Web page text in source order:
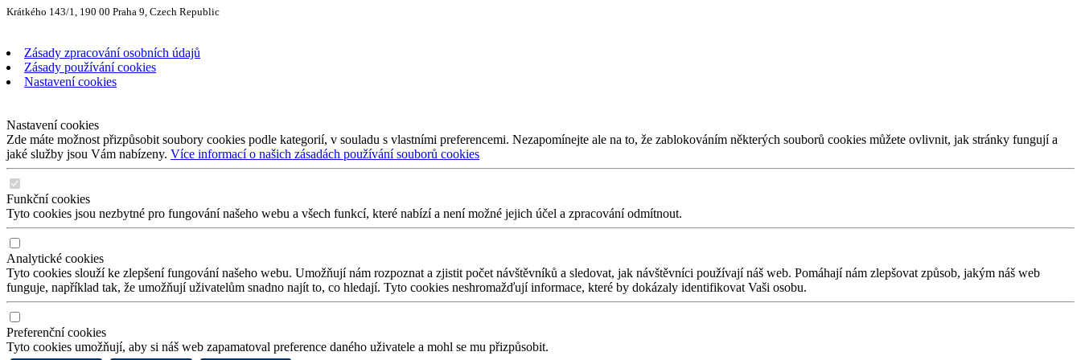
Krátkého 143/1, 190 00 Praha 9, Czech Republic
Zásady zpracování osobních údajů
Zásady používání cookies
Nastavení cookies
Nastavení cookies
Zde máte možnost přizpůsobit soubory cookies podle kategorií, v souladu s vlastními preferencemi. Nezapomínejte ale na to, že zablokováním některých souborů cookies můžete ovlivnit, jak stránky fungují a
jaké služby jsou Vám nabízeny. Více informací o našich zásadách používání souborů cookies
Funkční cookies
Tyto cookies jsou nezbytné pro fungování našeho webu a všech funkcí, které nabízí a není možné jejich účel a zpracování odmítnout.
Analytické cookies
Tyto cookies slouží ke zlepšení fungování našeho webu. Umožňují nám rozpoznat a zjistit počet návštěvníků a sledovat, jak návštěvníci používají náš web. Pomáhají nám zlepšovat způsob, jakým náš web
funguje, například tak, že umožňují uživatelům snadno najít to, co hledají. Tyto cookies neshromažďují informace, které by dokázaly identifikovat Vaši osobu.
Preferenční cookies
Tyto cookies umožňují, aby si náš web zapamatoval preference daného uživatele a mohl se mu přizpůsobit.